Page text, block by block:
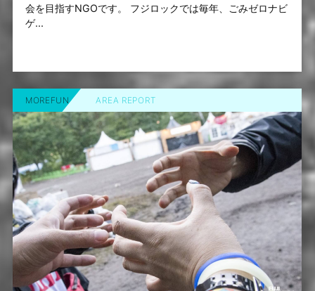
会を目指すNGOです。 フジロックでは毎年、ごみゼロナビ
ゲ...
MOREFUN AREA REPORT